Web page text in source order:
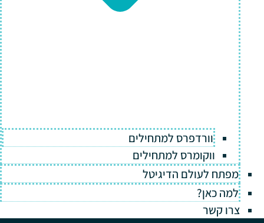
וורדפרס למתחילים
ווקומרס למתחילים
מפתח לעולם הדיגיטל
למה כאן?
צרו קשר